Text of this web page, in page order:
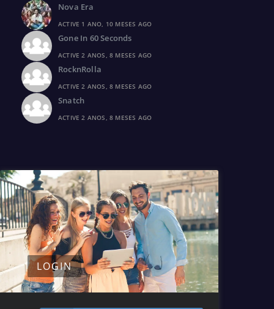
Nova Era
ACTIVE 1 ANO, 10 MESES AGO
Gone In 60 Seconds
ACTIVE 2 ANOS, 8 MESES AGO
RocknRolla
ACTIVE 2 ANOS, 8 MESES AGO
Snatch
ACTIVE 2 ANOS, 8 MESES AGO
LOGIN